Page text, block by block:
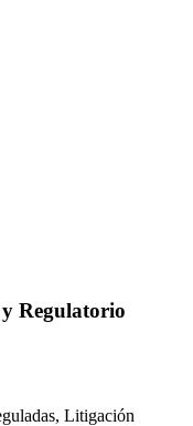
Litigación